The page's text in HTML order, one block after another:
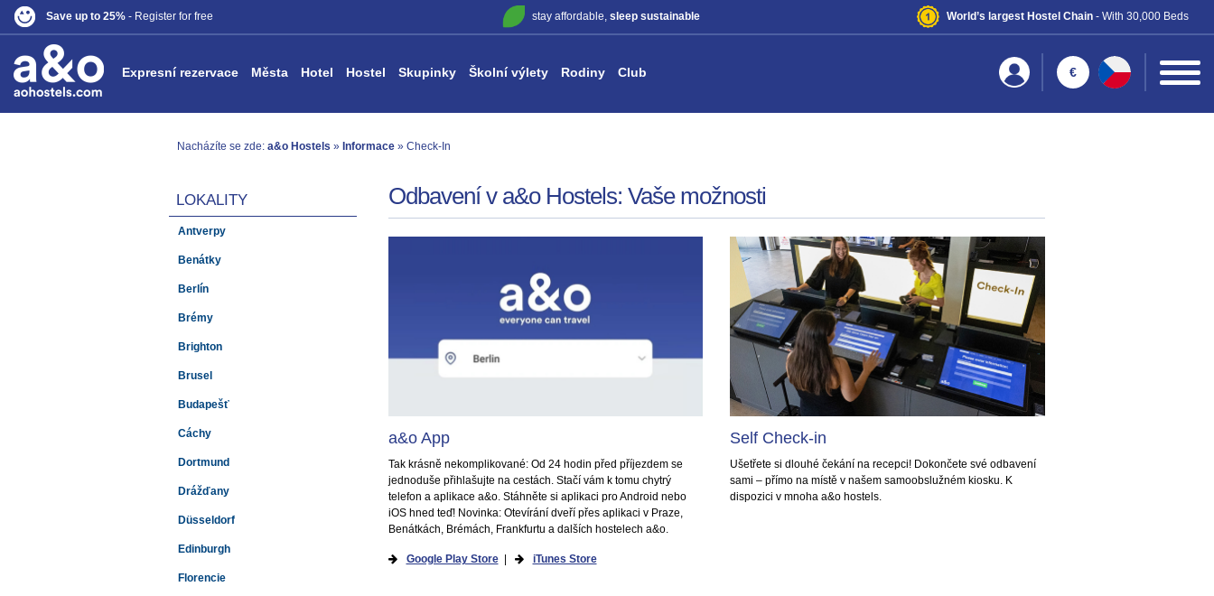
Save up to 25% - Register for free stay affordable, sleep sustainable World’s largest Hostel Chain- With 30,000 Beds
Expresní rezervace Města Hotel Hostel Skupinky Školní výlety Rodiny Club €
Nacházíte se zde: a&o Hostels » Informace » Check-In
LOKALITY
Antverpy
Benátky
Berlín
Brémy
Brighton
Brusel
Budapešť
Cáchy
Dortmund
Drážďany
Düsseldorf
Edinburgh
Florencie
Odbavení v a&o Hostels: Vaše možnosti
a&o App
Tak krásně nekomplikované: Od 24 hodin před příjezdem se
jednoduše přihlašujte na cestách. Stačí vám k tomu chytrý
telefon a aplikace a&o. Stáhněte si aplikaci pro Android nebo
iOS hned teď! Novinka: Otevírání dveří přes aplikaci v Praze,
Benátkách, Brémách, Frankfurtu a dalších hostelech a&o.
Google Play Store| iTunes Store
Self Check-in
Ušetřete si dlouhé čekání na recepci! Dokončete své odbavení
sami – přímo na místě v našem samoobslužném kiosku. K
dispozici v mnoha a&o hostels.